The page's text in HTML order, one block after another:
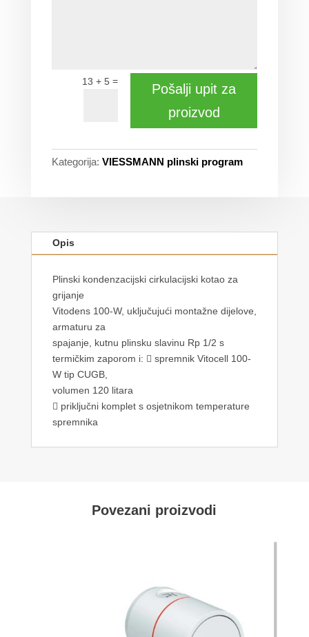
13 + 5=
Pošalji upit za
proizvod
Kategorija: VIESSMANN plinski program
Opis
Plinski kondenzacijski cirkulacijski kotao za
grijanje
Vitodens 100-W, uključujući montažne dijelove,
armaturu za
spajanje, kutnu plinsku slavinu Rp 1/2 s
termičkim zaporom i:  spremnik Vitocell 100-
W tip CUGB,
volumen 120 litara
 priključni komplet s osjetnikom temperature
spremnika
Povezani proizvodi